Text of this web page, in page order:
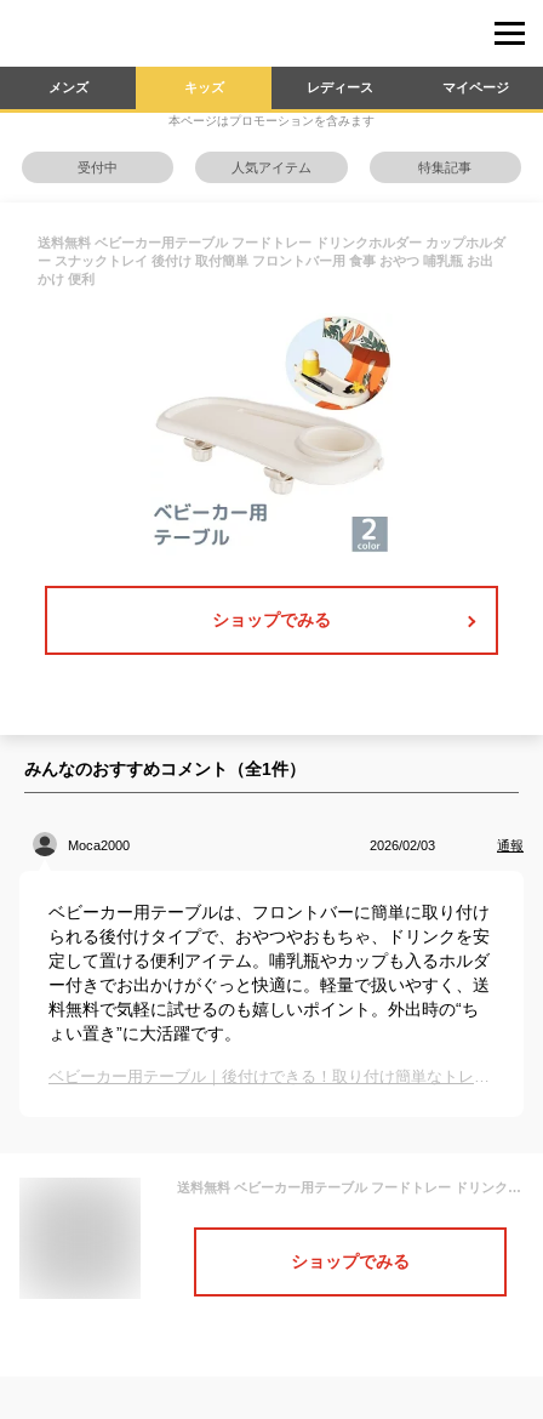
メンズ キッズ レディース マイページ
本ページはプロモーションを含みます
受付中 人気アイテム 特集記事
送料無料 ベビーカー用テーブル フードトレー ドリンクホルダー カップホルダ
ー スナックトレイ 後付け 取付簡単 フロントバー用 食事 おやつ 哺乳瓶 お出
かけ 便利
ショップでみる
みんなのおすすめコメント（全1件）
Moca2000 2026/02/03 通報
ベビーカー用テーブルは、フロントバーに簡単に取り付け
られる後付けタイプで、おやつやおもちゃ、ドリンクを安
定して置ける便利アイテム。哺乳瓶やカップも入るホルダ
ー付きでお出かけがぐっと快適に。軽量で扱いやすく、送
料無料で気軽に試せるのも嬉しいポイント。外出時の“ち
ょい置き”に大活躍です。
ベビーカー用テーブル｜後付けできる！取り付け簡単なトレイのおすすめは？
送料無料 ベビーカー用テーブル フードトレー ドリンクホルダー カップホルダー スナックトレイ 後付け 取付簡単 フロントバー用 食事 おやつ 哺乳瓶 お出かけ 便利
ショップでみる